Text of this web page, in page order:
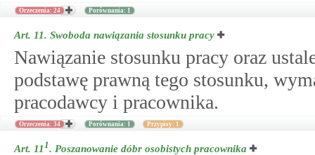
Orzeczenia: 24 Porównania: 1
Art. 11. Swoboda nawiązania stosunku pracy
Nawiązanie stosunku pracy oraz
podstawę prawną tego stosunku,
pracodawcy i pracownika.
Orzeczenia: 34 Porównania: 1 Przypisy: 1
Art. 111. Poszanowanie dóbr osobistych pracownika